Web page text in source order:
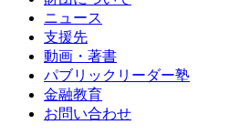
ニュース
支援先
動画・著書
パブリックリーダー塾
金融教育
お問い合わせ